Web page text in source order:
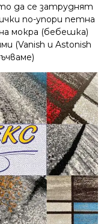
да се затруднят
по-упори петна
мокра (бебешка)
(Vanish и Astonish